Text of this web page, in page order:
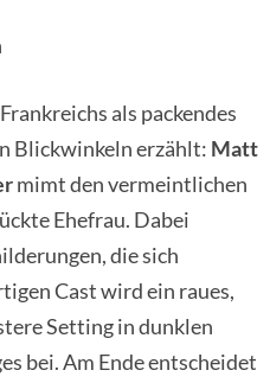
als packendes
Blickwinkeln erzählt: Matt
mimt den vermeintlichen
Ehefrau. Dabei
die sich
Cast wird ein raues,
Setting in dunklen
bei. Am Ende entscheidet